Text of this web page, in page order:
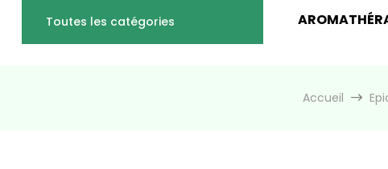
Toutes les catégories
Accueil